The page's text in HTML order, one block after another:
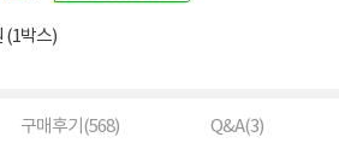
(1박스)
구매후기(568) Q&A(3)